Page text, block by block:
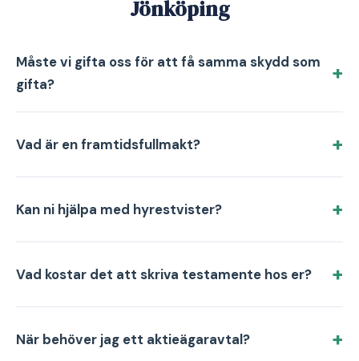
Jönköping
Måste vi gifta oss för att få samma skydd som
gifta?
Vad är en framtidsfullmakt?
Kan ni hjälpa med hyrestvister?
Vad kostar det att skriva testamente hos er?
När behöver jag ett aktieägaravtal?